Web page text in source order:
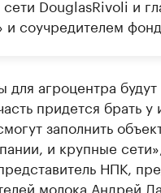
DouglasRivoli и
и соучредителем
для агроцентра
придется брать
заполнить
и крупные
НПК,
молока Андрей